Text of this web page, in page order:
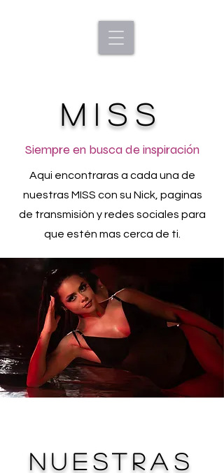
miss
Siempre en busca de inspiración
Aqui encontraras a cada una de
nuestras MISS con su Nick, paginas
de transmisión y redes sociales para
que estén mas cerca de ti.
nuestras